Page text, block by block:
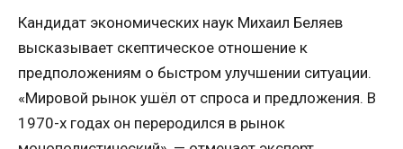
Кандидат экономических наук Михаил Беляев
высказывает скептическое отношение к
предположениям о быстром улучшении ситуации.
«Мировой рынок ушёл от спроса и предложения. В
1970-х годах он переродился в рынок